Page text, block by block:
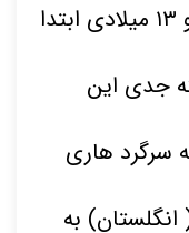
۱۳ میلادی ابتدا
جدی این
سرگرد هاری
انگلستان) به